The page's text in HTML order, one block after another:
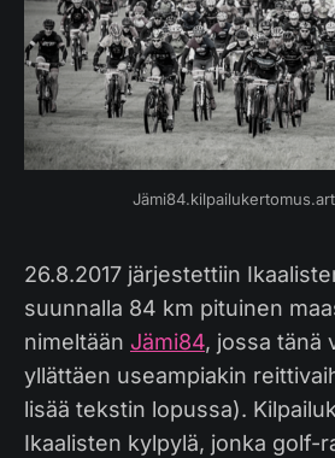
26.8.2017 järjestettiin
suunnalla 84 km pituinen
nimeltään Jämi84, jossa tänä
yllättäen useampiakin
lisää tekstin lopussa).
Ikaalisten kylpylä, jonka golf-